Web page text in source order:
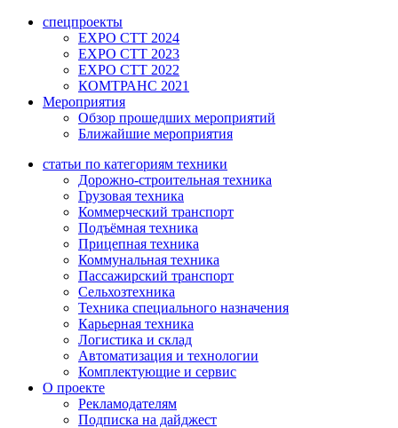
спецпроекты
EXPO CTT 2024
EXPO CTT 2023
EXPO CTT 2022
КОМТРАНС 2021
Мероприятия
Обзор прошедших мероприятий
Ближайшие мероприятия
статьи по категориям техники
Дорожно-строительная техника
Грузовая техника
Коммерческий транспорт
Подъёмная техника
Прицепная техника
Коммунальная техника
Пассажирский транспорт
Сельхозтехника
Техника специального назначения
Карьерная техника
Логистика и склад
Автоматизация и технологии
Комплектующие и сервис
О проекте
Рекламодателям
Подписка на дайджест